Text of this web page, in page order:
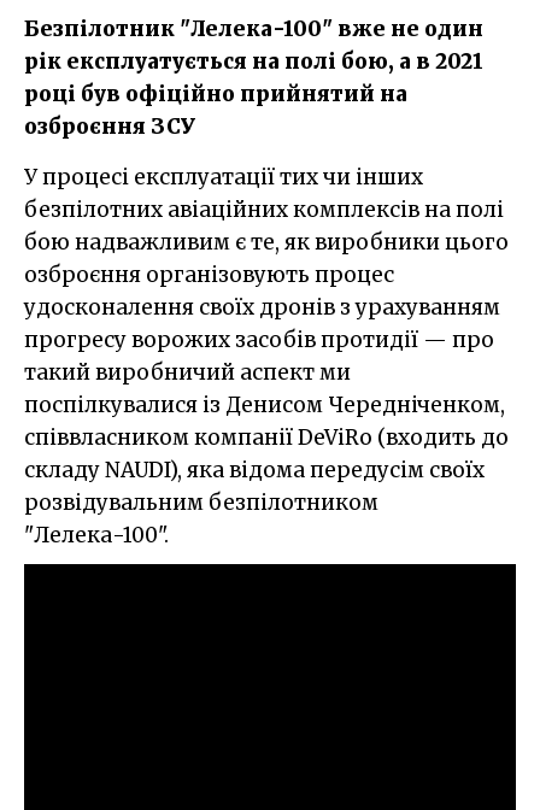
Безпілотник "Лелека-100" вже не один
рік експлуатується на полі бою, а в 2021
році був офіційно прийнятий на
озброєння ЗСУ
У процесі експлуатації тих чи інших
безпілотних авіаційних комплексів на полі
бою надважливим є те, як виробники цього
озброєння організовують процес
удосконалення своїх дронів з урахуванням
прогресу ворожих засобів протидії — про
такий виробничий аспект ми
поспілкувалися із Денисом Чередніченком,
співвласником компанії DeViRo (входить до
складу NAUDI), яка відома передусім своїх
розвідувальним безпілотником
"Лелека-100".